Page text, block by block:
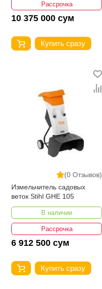
Рассрочка
10 375 000 сум
Купить сразу
(0 Отзывов)
Измельчитель садовых
веток Stihl GHE 105
В наличии
Рассрочка
6 912 500 сум
Купить сразу